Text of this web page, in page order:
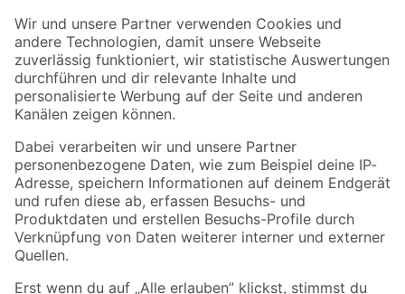
Der toom Newsletter: Keine Angebote und Aktionen mehr verpassen!
Zur Newsletter Anmeldung
Folge uns
Zahlungsarten Versandarten
Sicher einkaufen